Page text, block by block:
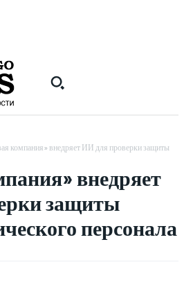
компания» внедряет ИИ для проверки защиты
внедряет
защиты
персонала